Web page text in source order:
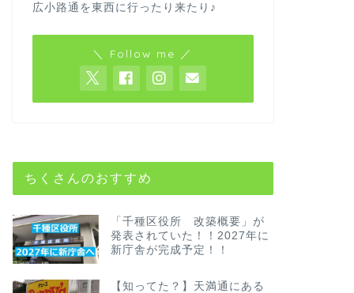
広小路通を東西に行ったり来たり♪
＼ Follow me ／
ちくさんのおすすめ
「千種区役所 改築概要」が
発表されていた！！2027年に
新庁舎が完成予定！！
【知ってた？】天満通にある